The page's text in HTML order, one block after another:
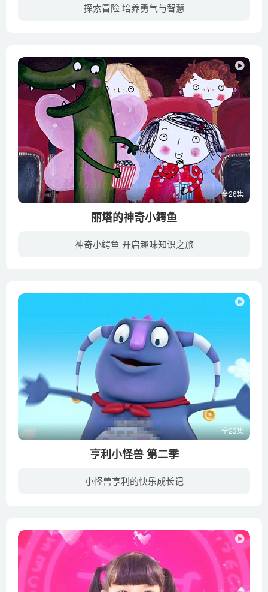
探索冒险 培养勇气与智慧
全26集
丽塔的神奇小鳄鱼
神奇小鳄鱼 开启趣味知识之旅
全23集
亨利小怪兽 第二季
小怪兽亨利的快乐成长记